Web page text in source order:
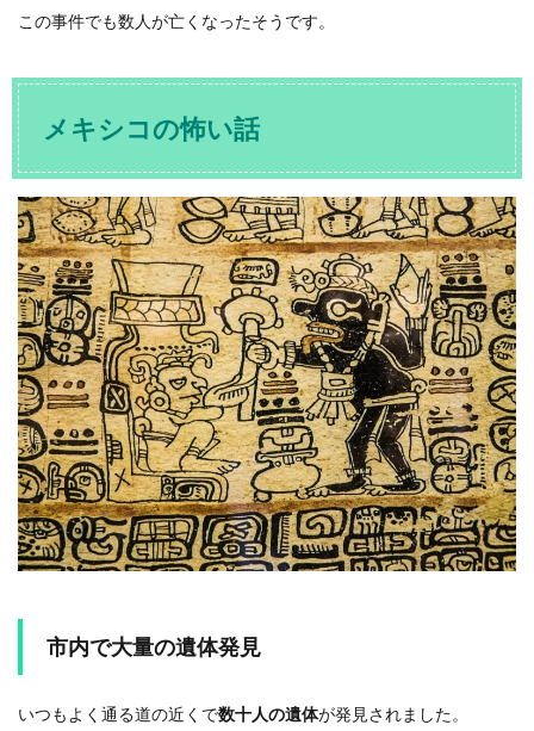
この事件でも数人が亡くなったそうです。
メキシコの怖い話
市内で大量の遺体発見
いつもよく通る道の近くで数十人の遺体が発見されました。